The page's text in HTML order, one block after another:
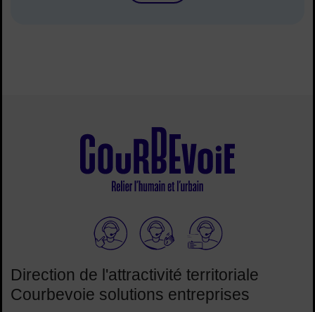
Elioz
Direction de l'attractivité territoriale
Courbevoie solutions entreprises